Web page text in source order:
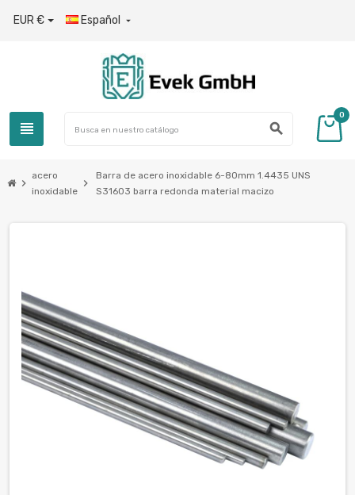
EUR € Español 
view_headline search
0
chevron_right
acero
inoxidable
chevron_right
Barra de acero inoxidable 6-80mm 1.4435 UNS
S31603 barra redonda material macizo